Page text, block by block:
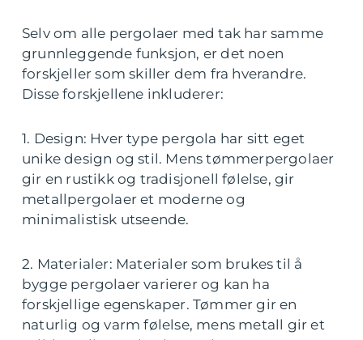
Selv om alle pergolaer med tak har samme
grunnleggende funksjon, er det noen
forskjeller som skiller dem fra hverandre.
Disse forskjellene inkluderer:
1. Design: Hver type pergola har sitt eget
unike design og stil. Mens tømmerpergolaer
gir en rustikk og tradisjonell følelse, gir
metallpergolaer et moderne og
minimalistisk utseende.
2. Materialer: Materialer som brukes til å
bygge pergolaer varierer og kan ha
forskjellige egenskaper. Tømmer gir en
naturlig og varm følelse, mens metall gir et